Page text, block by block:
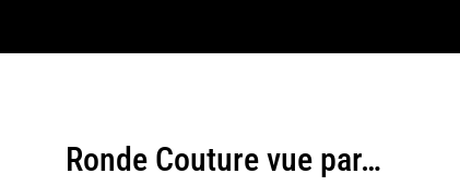
Ronde Couture vue par…